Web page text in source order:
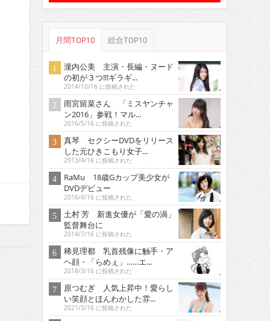
月間TOP10 総合TOP10
瀧内公美 主演・長編・ヌード
の初が３つ!!!ギラギ...
2014/10/16 に投稿された
雨宮留菜さん 「ミスヤンチャ
ン2016」参戦！マル...
2016/5/16 に投稿された
真琴 セクシーDVDをリリース
した元ひきこもり女子...
2013/4/16 に投稿された
RaMu 18歳Gカップ美少女が
DVDデビュー
2016/4/16 に投稿された
土村 芳 新進女優が「愛の渦」
監督舞台に
2014/7/16 に投稿された
稀見理都 乳首残像に触手・ア
ヘ顔・「らめぇ」……エ...
2018/3/16 に投稿された
原つむぎ 人気上昇中！愛らし
い笑顔とほんわかした雰...
2021/3/16 に投稿された